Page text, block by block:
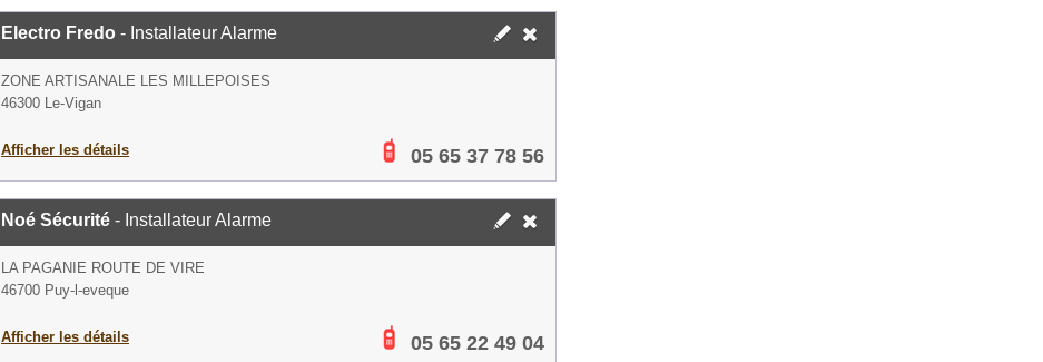
Electro Fredo - Installateur Alarme
ZONE ARTISANALE LES MILLEPOISES
46300 Le-Vigan
Afficher les détails 05 65 37 78 56
Noé Sécurité - Installateur Alarme
LA PAGANIE ROUTE DE VIRE
46700 Puy-l-eveque
Afficher les détails 05 65 22 49 04